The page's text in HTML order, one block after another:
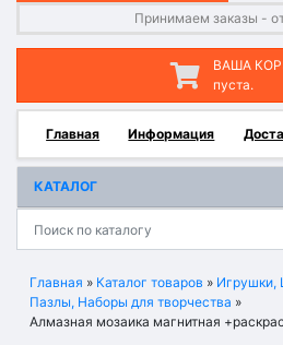
Принимаем заказы -
ВАША
пуста.
Главная Информация
КАТАЛОГ
Главная » Каталог товаров » Игрушки,
Пазлы, Наборы для творчества »
Алмазная мозаика магнитная